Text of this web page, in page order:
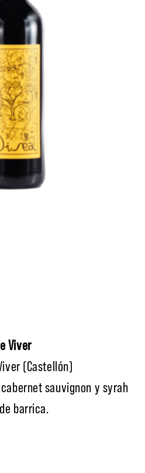
Viver
(Castellón)
sauvignon y syrah
barrica.
cantidad